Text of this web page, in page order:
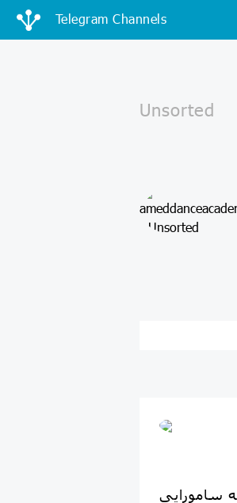
Telegram Channels